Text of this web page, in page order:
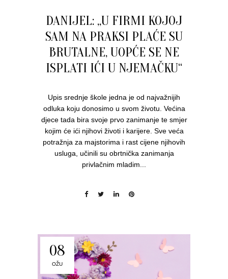
DANIJEL: „U FIRMI KOJOJ
SAM NA PRAKSI PLAĆE SU
BRUTALNE, UOPĆE SE NE
ISPLATI IĆI U NJEMAČKU“
Upis srednje škole jedna je od najvažnijih
odluka koju donosimo u svom životu. Većina
djece tada bira svoje prvo zanimanje te smjer
kojim će ići njihovi životi i karijere. Sve veća
potražnja za majstorima i rast cijene njihovih
usluga, učinili su obrtnička zanimanja
privlačnim mladim...
08
OŽU